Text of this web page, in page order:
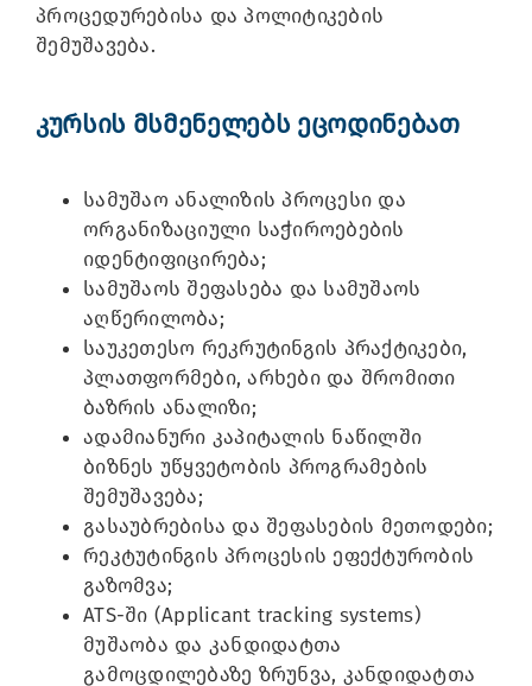
პროცედურებისა და პოლიტიკების
შემუშავება.
კურსის მსმენელებს ეცოდინებათ
სამუშაო ანალიზის პროცესი და
ორგანიზაციული საჭიროებების
იდენტიფიცირება;
სამუშაოს შეფასება და სამუშაოს
აღწერილობა;
საუკეთესო რეკრუტინგის პრაქტიკები,
პლათფორმები, არხები და შრომითი
ბაზრის ანალიზი;
ადამიანური კაპიტალის ნაწილში
ბიზნეს უწყვეტობის პროგრამების
შემუშავება;
გასაუბრებისა და შეფასების მეთოდები;
რეკტუტინგის პროცესის ეფექტურობის
გაზომვა;
ATS-ში (Applicant tracking systems)
მუშაობა და კანდიდატთა
გამოცდილებაზე ზრუნვა, კანდიდატთა